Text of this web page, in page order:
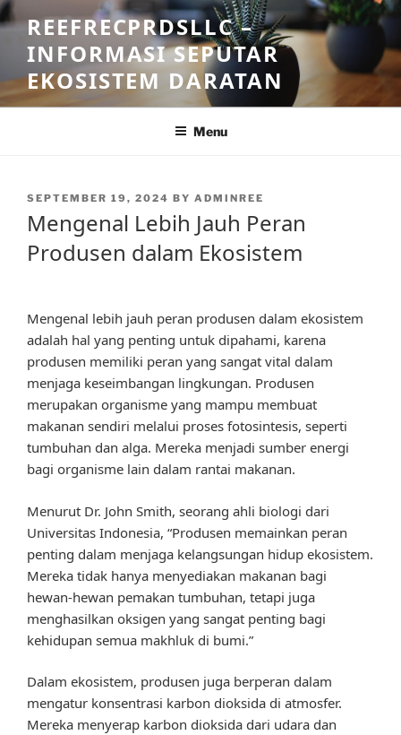
Skip
to
content
REEFRECPRDSLLC –
INFORMASI SEPUTAR
EKOSISTEM DARATAN
Menu
POSTED
SEPTEMBER 19, 2024 BY ADMINREE
Mengenal Lebih Jauh Peran
Produsen dalam Ekosistem
Mengenal lebih jauh peran produsen dalam ekosistem
adalah hal yang penting untuk dipahami, karena
produsen memiliki peran yang sangat vital dalam
menjaga keseimbangan lingkungan. Produsen
merupakan organisme yang mampu membuat
makanan sendiri melalui proses fotosintesis, seperti
tumbuhan dan alga. Mereka menjadi sumber energi
bagi organisme lain dalam rantai makanan.
Menurut Dr. John Smith, seorang ahli biologi dari
Universitas Indonesia, “Produsen memainkan peran
penting dalam menjaga kelangsungan hidup ekosistem.
Mereka tidak hanya menyediakan makanan bagi
hewan-hewan pemakan tumbuhan, tetapi juga
menghasilkan oksigen yang sangat penting bagi
kehidupan semua makhluk di bumi.”
Dalam ekosistem, produsen juga berperan dalam
mengatur konsentrasi karbon dioksida di atmosfer.
Mereka menyerap karbon dioksida dari udara dan